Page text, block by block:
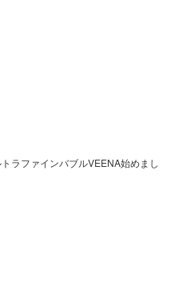
トラファインバブルVEENA始めまし